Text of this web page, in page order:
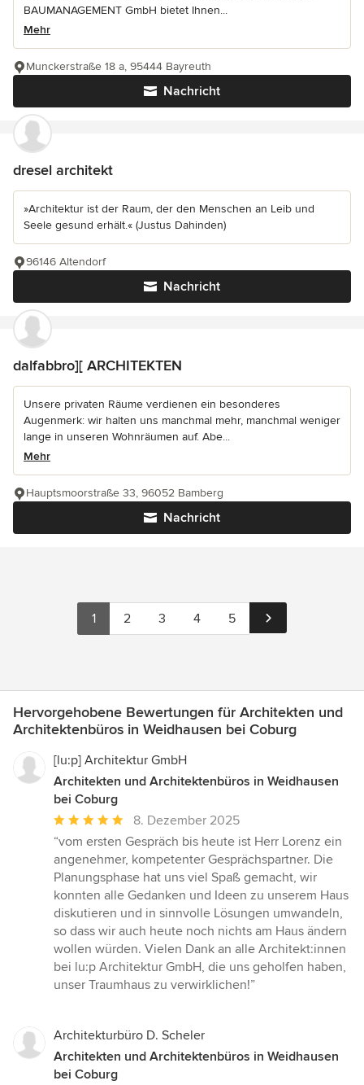
BAUMANAGEMENT GmbH bietet Ihnen...
Mehr
Nachricht
Munckerstraße 18 a, 95444 Bayreuth
dresel architekt
»Architektur ist der Raum, der den Menschen an Leib und
Seele gesund erhält.« (Justus Dahinden)
Nachricht
96146 Altendorf
dalfabbro][ ARCHITEKTEN
Unsere privaten Räume verdienen ein besonderes
Augenmerk: wir halten uns manchmal mehr, manchmal weniger
lange in unseren Wohnräumen auf. Abe...
Mehr
Nachricht
Hauptsmoorstraße 33, 96052 Bamberg
1 2 3 4 5
Hervorgehobene Bewertungen für Architekten und
Architektenbüros in Weidhausen bei Coburg
[lu:p] Architektur GmbH
Architekten und Architektenbüros in Weidhausen
bei Coburg
Durchschnittliche
Bewertung:
5
von
5
Sternen
8. Dezember 2025
“vom ersten Gespräch bis heute ist Herr Lorenz ein
angenehmer, kompetenter Gesprächspartner. Die
Planungsphase hat uns viel Spaß gemacht, wir
konnten alle Gedanken und Ideen zu unserem Haus
diskutieren und in sinnvolle Lösungen umwandeln,
so dass wir auch heute noch nichts am Haus ändern
wollen würden. Vielen Dank an alle Architekt:innen
bei lu:p Architektur GmbH, die uns geholfen haben,
unser Traumhaus zu verwirklichen!”
Architekturbüro D. Scheler
Architekten und Architektenbüros in Weidhausen
bei Coburg